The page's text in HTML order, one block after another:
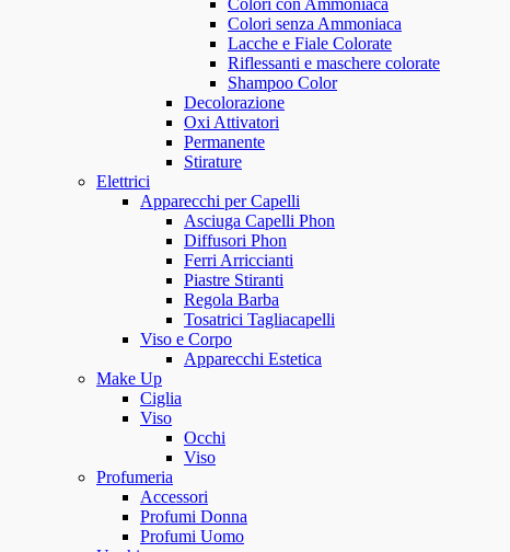
Colori con Ammoniaca
Colori senza Ammoniaca
Lacche e Fiale Colorate
Riflessanti e maschere colorate
Shampoo Color
Decolorazione
Oxi Attivatori
Permanente
Stirature
Elettrici
Apparecchi per Capelli
Asciuga Capelli Phon
Diffusori Phon
Ferri Arriccianti
Piastre Stiranti
Regola Barba
Tosatrici Tagliacapelli
Viso e Corpo
Apparecchi Estetica
Make Up
Ciglia
Viso
Occhi
Viso
Profumeria
Accessori
Profumi Donna
Profumi Uomo